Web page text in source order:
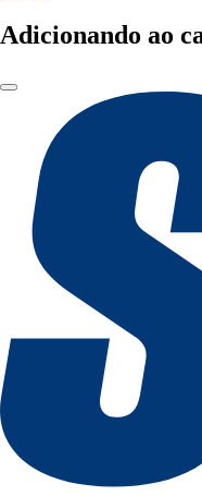
Adicionando ao